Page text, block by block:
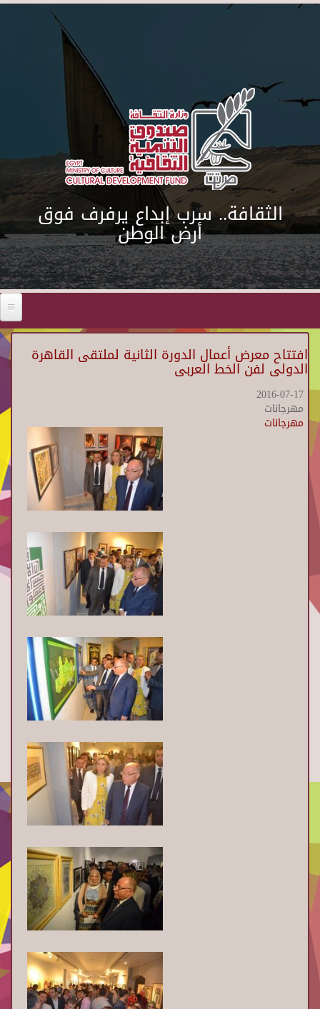
Skip to main content
الثقافة.. سرب إبداع يرفرف فوق
أرض الوطن
افتتاح معرض أعمال الدورة الثانية لملتقى القاهرة
الدولى لفن الخط العربى
2016-07-17
مهرجانات
مهرجانات